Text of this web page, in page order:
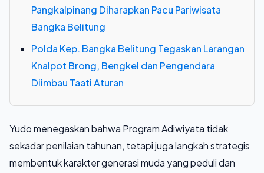
Pangkalpinang Diharapkan Pacu Pariwisata
Bangka Belitung
Polda Kep. Bangka Belitung Tegaskan Larangan
Knalpot Brong, Bengkel dan Pengendara
Diimbau Taati Aturan
Yudo menegaskan bahwa Program Adiwiyata tidak
sekadar penilaian tahunan, tetapi juga langkah strategis
membentuk karakter generasi muda yang peduli dan